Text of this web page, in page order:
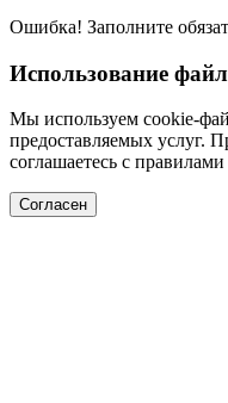
Ошибка! Заполните
Использование
Мы используем cookie-
предоставляемых услуг.
соглашаетесь с
Согласен